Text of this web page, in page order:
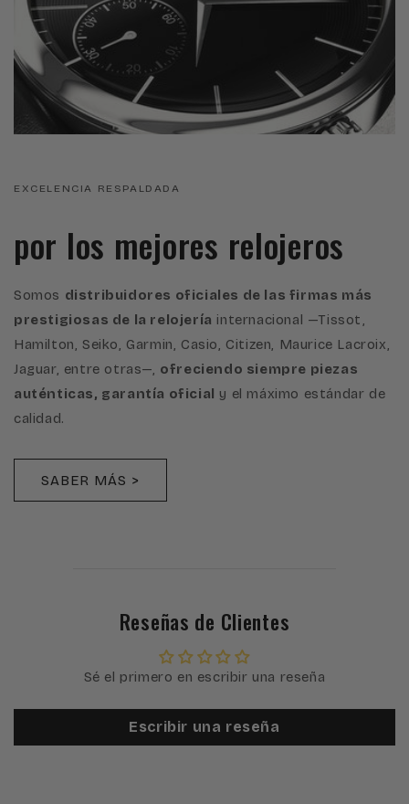
EXCELENCIA RESPALDADA
por los mejores relojeros
Somos distribuidores oficiales de las firmas más
prestigiosas de la relojería internacional —Tissot,
Hamilton, Seiko, Garmin, Casio, Citizen, Maurice Lacroix,
Jaguar, entre otras—, ofreciendo siempre piezas
auténticas, garantía oficial y el máximo estándar de
calidad.
SABER MÁS >
Reseñas de Clientes
Sé el primero en escribir una reseña
Escribir una reseña